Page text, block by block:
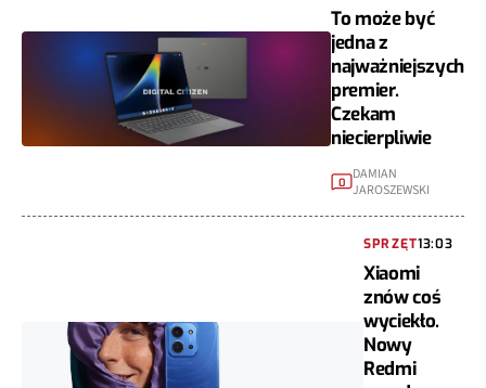
To może być
jedna z
najważniejszych
premier.
Czekam
niecierpliwie
0
DAMIAN
JAROSZEWSKI
SPRZĘT13:03
Xiaomi
znów coś
wyciekło.
Nowy
Redmi